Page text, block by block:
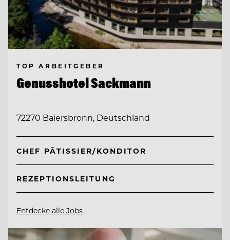
TOP ARBEITGEBER
Genusshotel Sackmann
72270 Baiersbronn, Deutschland
CHEF PÂTISSIER/KONDITOR
REZEPTIONSLEITUNG
Entdecke alle Jobs